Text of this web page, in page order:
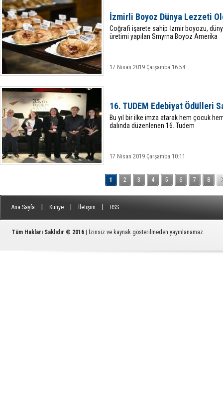
İzmirli Boyoz Dünya Lezzeti
Coğrafi işarete sahip İzmir boyozu,
üretimi yapılan Smyrna Boyoz Amerika
17 Nisan 2019 Çarşamba 16:54
16. TUDEM Edebiyat Ödülleri
Bu yıl bir ilke imza atarak hem çocuk
dalında düzenlenen 16. Tudem
17 Nisan 2019 Çarşamba 10:11
1 2 3 4 5 6 7 8
Ana Sayfa Künye İletişim RSS
Tüm Hakları Saklıdır © 2016 | İzinsiz ve kaynak gösterilmeden yayınlanamaz.